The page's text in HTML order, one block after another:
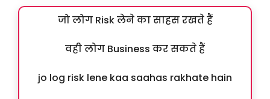
जो लोग Risk लेने का साहस रखते हैं
वही लोग Business कर सकते हैं
jo log risk lene kaa saahas rakhate hain